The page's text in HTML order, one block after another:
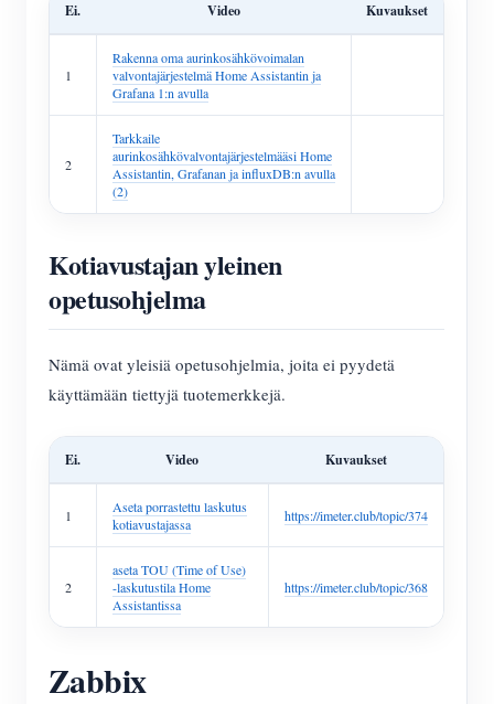
Ei. Video Kuvaukset
1
Rakenna oma aurinkosähkövoimalan
valvontajärjestelmä Home Assistantin ja
Grafana 1:n avulla
2
Tarkkaile
aurinkosähkövalvontajärjestelmääsi Home
Assistantin, Grafanan ja influxDB:n avulla
(2)
Kotiavustajan yleinen
opetusohjelma
Nämä ovat yleisiä opetusohjelmia, joita ei pyydetä
käyttämään tiettyjä tuotemerkkejä.
Ei. Video Kuvaukset
1
Aseta porrastettu laskutus
kotiavustajassa
https://imeter.club/topic/374
2
aseta TOU (Time of Use)
-laskutustila Home
Assistantissa
https://imeter.club/topic/368
Zabbix